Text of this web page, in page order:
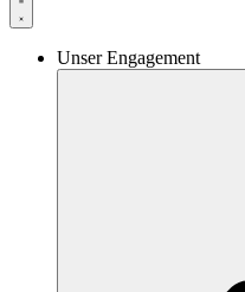
Unser Engagement